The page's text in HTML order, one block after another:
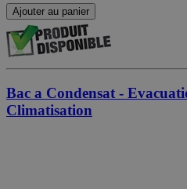
Ajouter au panier
Bac a Condensat -
Climatisation